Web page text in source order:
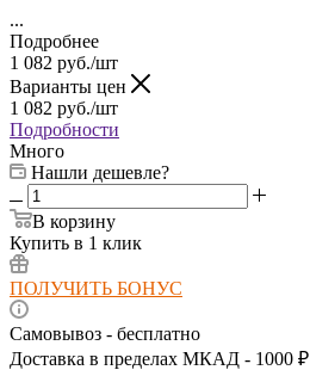
...
Подробнее
1 082 руб./шт
Варианты цен
1 082 руб./шт
Подробности
Много
Нашли дешевле?
В корзину
Купить в 1 клик
ПОЛУЧИТЬ БОНУС
Самовывоз - бесплатно
Доставка в пределах МКАД - 1000 ₽